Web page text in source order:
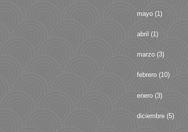
mayo (1)
abril (1)
marzo (3)
febrero (10)
enero (3)
diciembre (5)